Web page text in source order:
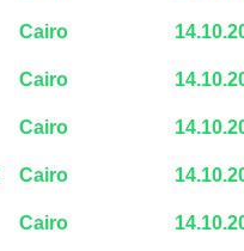
Cairo
Cairo
Cairo
Cairo
Cairo